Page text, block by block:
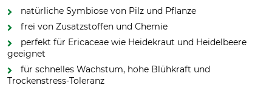
natürliche Symbiose von Pilz und Pflanze
frei von Zusatzstoffen und Chemie
perfekt für Ericaceae wie Heidekraut und Heidelbeere
geeignet
für schnelles Wachstum, hohe Blühkraft und
Trockenstress-Toleranz